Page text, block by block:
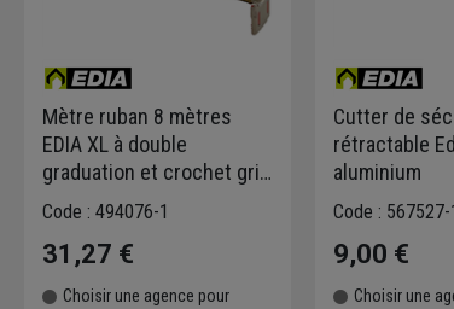
Mètre ruban 8 mètres
EDIA XL à double
graduation et crochet grip
27 mm classe 2
Code : 494076-1
31,27 €
Choisir une agence pour
Cutter de
rétractable
aluminium
Code : 567527-1
9,00 €
Choisir une